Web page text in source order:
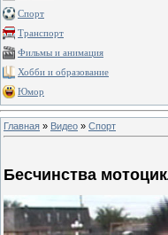
Спорт
Транспорт
Фильмы и анимация
Хобби и образование
Юмор
Главная » Видео » Спорт
Бесчинства